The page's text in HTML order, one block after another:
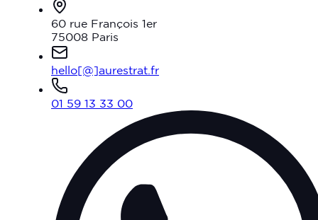
60 rue François 1er
75008 Paris
hello[@]aurestrat.fr
01 59 13 33 00